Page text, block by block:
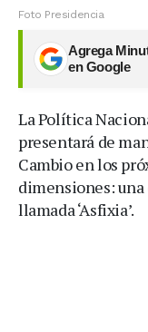
Foto Presidencia
Agrega
en Google
La Política
presentará de
Cambio en los
dimensiones: una
llamada ‘Asfixia’.